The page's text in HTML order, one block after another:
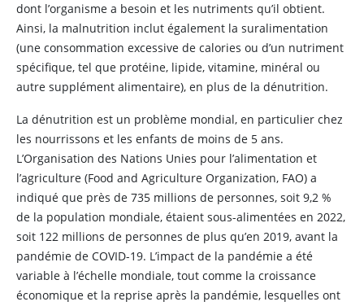
dont l’organisme a besoin et les nutriments qu’il obtient.
Ainsi, la malnutrition inclut également la suralimentation
(une consommation excessive de calories ou d’un nutriment
spécifique, tel que protéine, lipide, vitamine, minéral ou
autre supplément alimentaire), en plus de la dénutrition.
La dénutrition est un problème mondial, en particulier chez
les nourrissons et les enfants de moins de 5 ans.
L’Organisation des Nations Unies pour l’alimentation et
l’agriculture (Food and Agriculture Organization, FAO) a
indiqué que près de 735 millions de personnes, soit 9,2 %
de la population mondiale, étaient sous-alimentées en 2022,
soit 122 millions de personnes de plus qu’en 2019, avant la
pandémie de COVID-19. L’impact de la pandémie a été
variable à l’échelle mondiale, tout comme la croissance
économique et la reprise après la pandémie, lesquelles ont